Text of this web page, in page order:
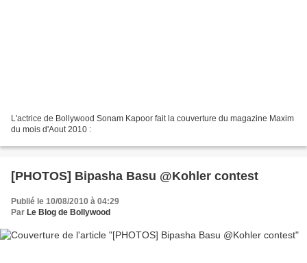
L'actrice de Bollywood Sonam Kapoor fait la couverture du magazine Maxim
du mois d'Aout 2010 :
[PHOTOS] Bipasha Basu @Kohler contest
Publié le 10/08/2010 à 04:29
Par Le Blog de Bollywood